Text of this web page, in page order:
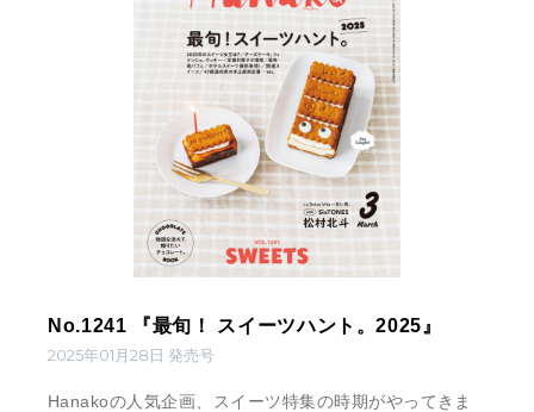
No.1241 『最旬！ スイーツハント。2025』
2025年01月28日 発売号
Hanakoの人気企画、スイーツ特集の時期がやってきま